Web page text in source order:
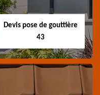
zingueur 43 Haute-Loire
Devis pose de gouttière
43